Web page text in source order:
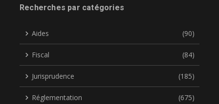
Recherches par catégories
Aides (90)
Fiscal (84)
Jurisprudence (185)
Réglementation (675)